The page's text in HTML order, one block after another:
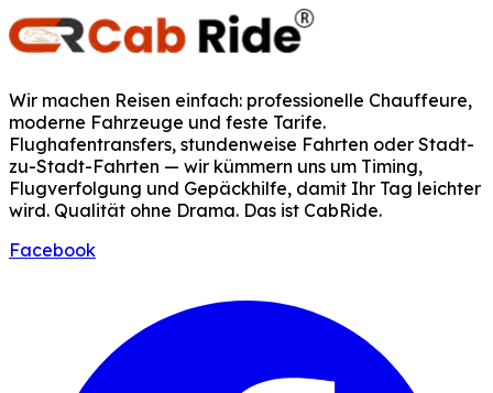
Wir machen Reisen einfach: professionelle Chauffeure,
moderne Fahrzeuge und feste Tarife.
Flughafentransfers, stundenweise Fahrten oder Stadt-
zu-Stadt-Fahrten — wir kümmern uns um Timing,
Flugverfolgung und Gepäckhilfe, damit Ihr Tag leichter
wird. Qualität ohne Drama. Das ist CabRide.
Facebook